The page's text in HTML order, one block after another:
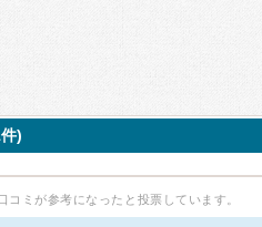
)
コミが参考になったと投票しています。